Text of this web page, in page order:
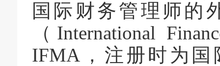
国际财务管理师的
（International
IFMA ，注册时为 国